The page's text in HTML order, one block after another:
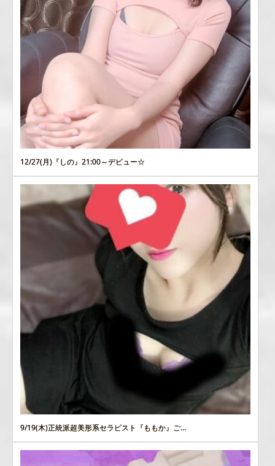
12/27(月)『しの』21:00～デビュー☆
9/19(木)正統派超美形系セラピスト『ももか』ご...